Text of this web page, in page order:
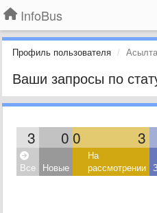
InfoBus
Профиль пользователя
Ваши запросы по
3 0 0 3
Все Новые
На
рассмотрении